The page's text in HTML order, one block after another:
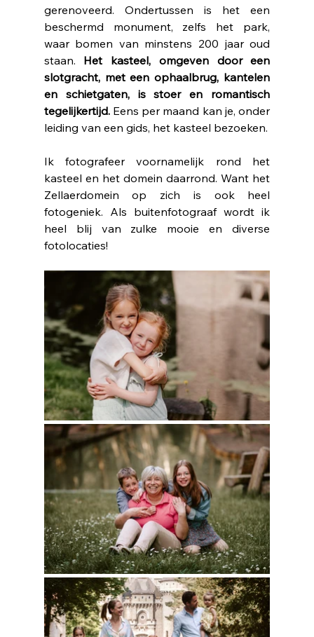
gerenoveerd. Ondertussen is het een
beschermd monument, zelfs het park,
waar bomen van minstens 200 jaar oud
staan. Het kasteel, omgeven door een
slotgracht, met een ophaalbrug, kantelen
en schietgaten, is stoer en romantisch
tegelijkertijd. Eens per maand kan je, onder
Ik fotografeer voornamelijk rond het
kasteel en het domein daarrond. Want het
Zellaerdomein op zich is ook heel
fotogeniek. Als buitenfotograaf wordt ik
heel blij van zulke mooie en diverse
fotolocaties!